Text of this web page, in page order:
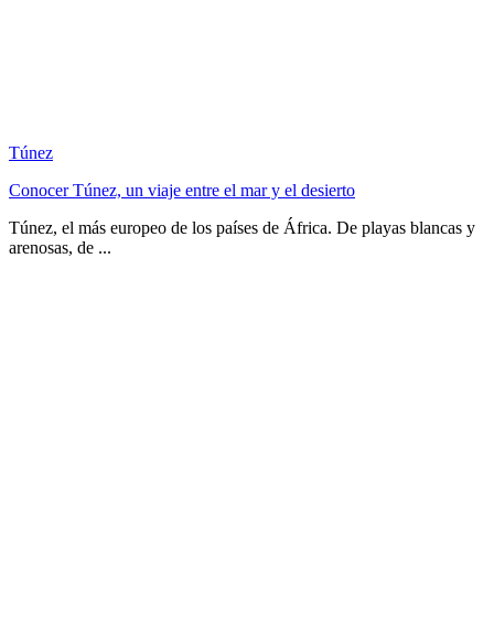
Túnez
Conocer Túnez, un viaje entre el mar y el desierto
Túnez, el más europeo de los países de África. De playas blancas y
arenosas, de ...